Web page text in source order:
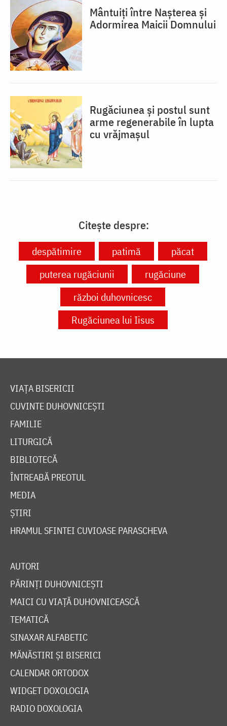
Mântuiți între Nașterea și
Adormirea Maicii Domnului
Rugăciunea și postul sunt
arme regenerabile în lupta
cu vrăjmașul
Citește despre:
despătimire patimă
păcat
puterea rugăciunii
rugăciune
război duhovnicesc
Rugăciunea lui Iisus
VIAȚA BISERICII
CUVINTE DUHOVNICEȘTI
FAMILIE
LITURGICĂ
BIBLIOTECĂ
ÎNTREABĂ PREOTUL
MEDIA
ȘTIRI
HRAMUL SFINTEI CUVIOASE PARASCHEVA
AUTORI
PĂRINȚI DUHOVNICEȘTI
MAICI CU VIAȚĂ DUHOVNICEASCĂ
TEMATICĂ
SINAXAR ALFABETIC
MĂNĂSTIRI ȘI BISERICI
CALENDAR ORTODOX
WIDGET DOXOLOGIA
RADIO DOXOLOGIA